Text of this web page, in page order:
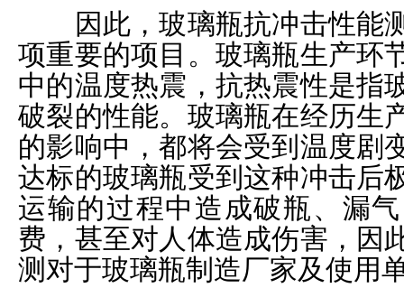
因此，玻璃瓶抗冲击性能
项重要的项目。玻璃瓶生产环
中的温度热震，抗热震性是指
破裂的性能。玻璃瓶在经历生
的影响中，都将会受到温度剧
达标的玻璃瓶受到这种冲击后
运输的过程中造成破瓶、漏
费，甚至对人体造成伤害，因
测对于玻璃瓶制造厂家及使用